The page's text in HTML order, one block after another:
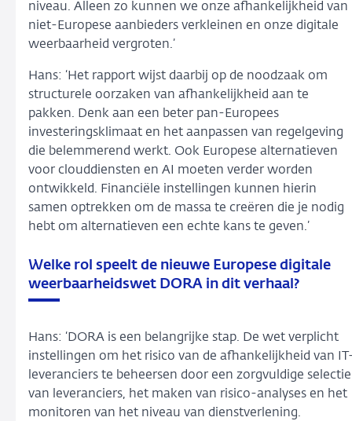
niveau. Alleen zo kunnen we onze afhankelijkheid van
niet-Europese aanbieders verkleinen en onze digitale
weerbaarheid vergroten.’
Hans: ‘Het rapport wijst daarbij op de noodzaak om
structurele oorzaken van afhankelijkheid aan te
pakken. Denk aan een beter pan-Europees
investeringsklimaat en het aanpassen van regelgeving
die belemmerend werkt. Ook Europese alternatieven
voor clouddiensten en AI moeten verder worden
ontwikkeld. Financiële instellingen kunnen hierin
samen optrekken om de massa te creëren die je nodig
hebt om alternatieven een echte kans te geven.’
Welke rol speelt de nieuwe Europese digitale
weerbaarheidswet DORA in dit verhaal?
Hans: ‘DORA is een belangrijke stap. De wet verplicht
instellingen om het risico van de afhankelijkheid van
leveranciers te beheersen door een zorgvuldige selectie
van leveranciers, het maken van risico-analyses en het
monitoren van het niveau van dienstverlening.